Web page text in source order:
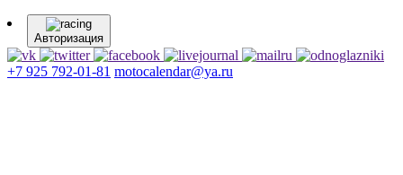
Авторизация
+7 925 792-01-81 motocalendar@ya.ru